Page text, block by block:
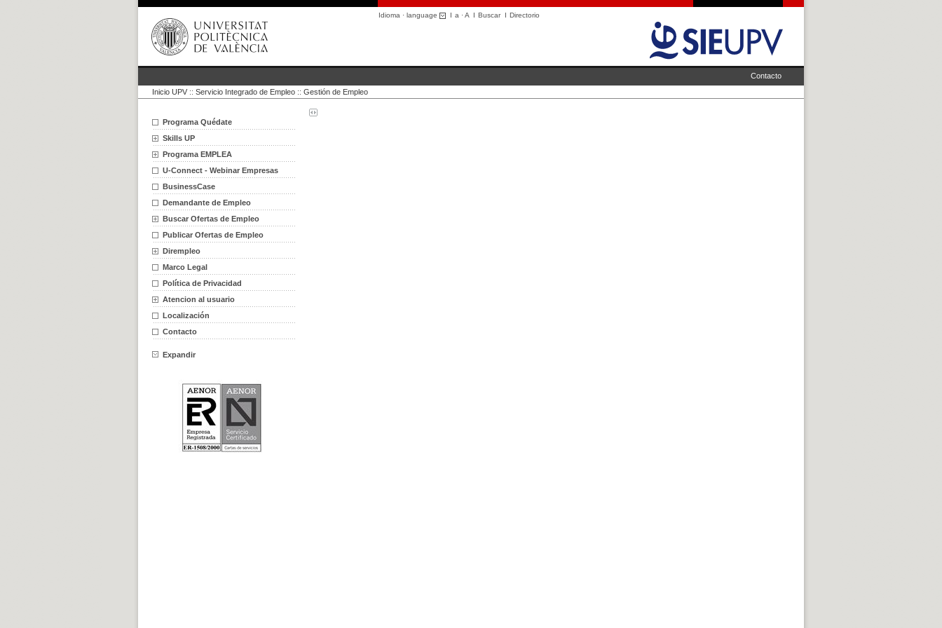
Idioma · language I a ·A I BuscarI Directorio
Contacto
Inicio UPV :: Servicio Integrado de Empleo :: Gestión de Empleo
Programa Quédate
Skills UP
Programa EMPLEA
U-Connect - Webinar Empresas
BusinessCase
Demandante de Empleo
Buscar Ofertas de Empleo
Publicar Ofertas de Empleo
Dirempleo
Marco Legal
Política de Privacidad
Atencion al usuario
Localización
Contacto
Expandir